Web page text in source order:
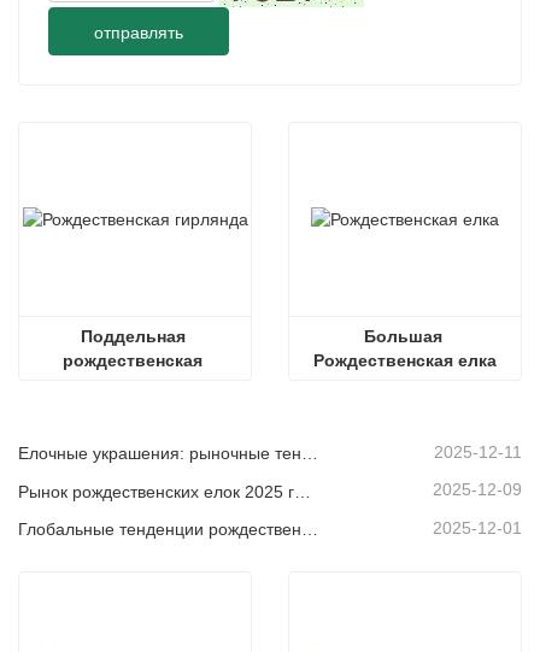
отправлять
Поддельная
рождественская
Большая
Рождественская елка
Елочные украшения: рыночные тенденции, анализ цепочки поставок и руководство по закупкам на 2025 год. 2025-12-11
2025-12-09
2025-12-01